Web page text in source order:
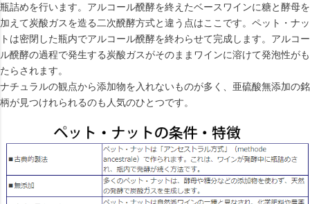
瓶詰めを行います。アルコール醗酵を終えたベースワインに糖と酵母を
加えて炭酸ガスを造る二次醗酵方式と違う点はここです。ペット・ナッ
トは密閉した瓶内でアルコール醗酵を終わらせて完成します。アルコー
ル醗酵の過程で発生する炭酸ガスがそのままワインに溶けて発泡性がも
たらされます。
ナチュラルの観点から添加物を入れないものが多く、亜硫酸無添加の銘
柄が見つけれられるのも人気のひとつです。